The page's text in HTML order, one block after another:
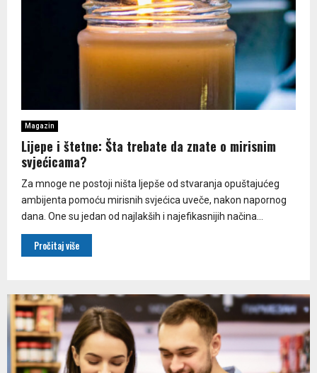
Magazin
Lijepe i štetne: Šta trebate da znate o mirisnim
svjećicama?
Za mnoge ne postoji ništa ljepše od stvaranja opuštajućeg
ambijenta pomoću mirisnih svjećica uveče, nakon napornog
dana. One su jedan od najlakših i najefikasnijih načina...
Pročitaj više